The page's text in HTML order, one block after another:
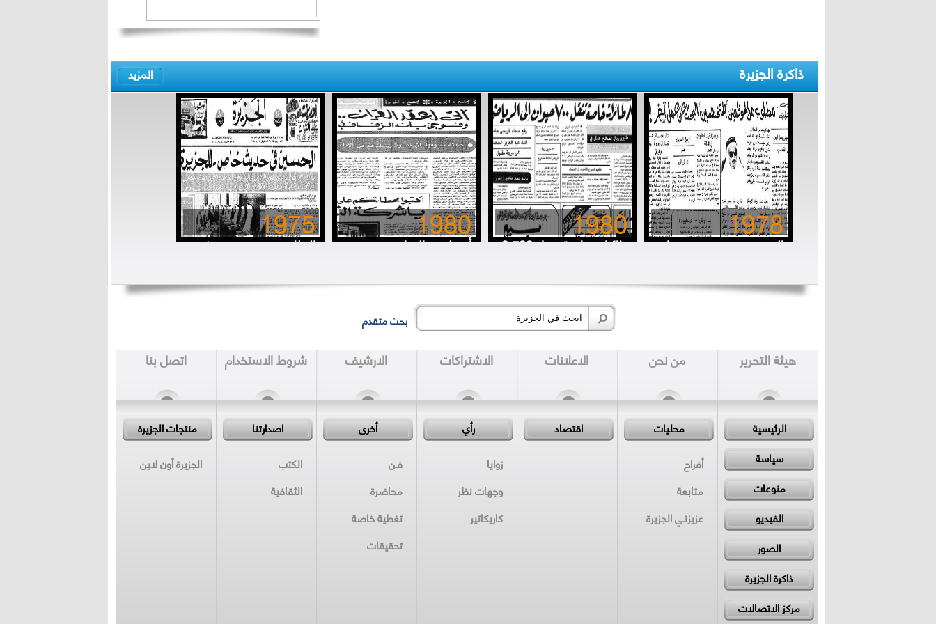
ذاكرة الجزيرة المزيد
1975
الملك حسين في حديث
1980
أتى لعقد القِران.. وفوجئ
1980
8 طائرات خاصة تنقل 700
1978
المتخنفسون.. مستهتروا
بحث متقدم
هيئة التحرير من نحن الاعلانات الاشتراكات الارشيف شروط الاستخدام اتصل بنا
الرئيسية
سياسة
منوعات
الفيديو
الصور
ذاكرة الجزيرة
مركز الاتصالات
محليات
أفراح
متابعة
عزيزتـي الجزيرة
اقتصاد
رأي
زوايا
وجهات نظر
كاريكاتير
أخرى
فـن
محاضرة
تغطية خاصة
تحقيقات
اصدارتنا
الكتب
الثقافية
منتجات الجزيرة
الجزيرة أون لاين